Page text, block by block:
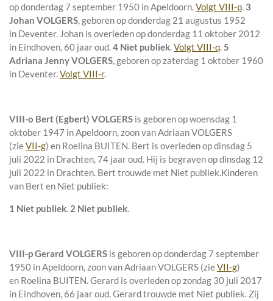
op donderdag 7 september 1950 inApeldoorn.Volgt VIII-p. 3
Johan VOLGERS, geboren op donderdag 21 augustus 1952
in Deventer. Johan is overleden op donderdag 11 oktober 2012
in Eindhoven, 60 jaar oud.4 Niet publiek.Volgt VIII-q.5
Adriana Jenny VOLGERS, geboren op zaterdag 1 oktober 1960
in Deventer.Volgt VIII-r.
VIII-o Bert (Egbert) VOLGERS is geboren op woensdag 1
oktober 1947 inApeldoorn, zoon vanAdriaan VOLGERS
(zieVII-g) en Roelina BUITEN. Bert is overleden op dinsdag 5
juli 2022 in Drachten, 74 jaar oud. Hij is begraven op dinsdag 12
juli 2022 in Drachten. Bert trouwde met Niet publiek.Kinderen
van Bert en Niet publiek:
1 Niet publiek. 2 Niet publiek.
VIII-pGerard VOLGERS is geboren op donderdag 7 september
1950 inApeldoorn, zoon vanAdriaan VOLGERS (zieVII-g)
en Roelina BUITEN. Gerard is overleden op zondag 30 juli 2017
in Eindhoven, 66 jaar oud. Gerard trouwde met Niet publiek. Zij